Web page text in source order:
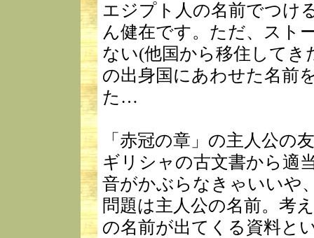
エジプト人の名前でつけ
ん健在です。ただ、スト
ない(他国から移住して
の出身国にあわせた名前
た…
「赤冠の章」の主人公の
ギリシャの古文書から適
音がかぶらなきゃいいや
問題は主人公の名前。考
の名前が出てくる資料と